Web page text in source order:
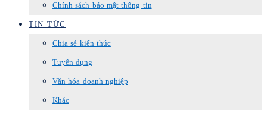
Chính sách bảo mật thông tin
TIN TỨC
Chia sẻ kiến thức
Tuyển dụng
Văn hóa doanh nghiệp
Khác